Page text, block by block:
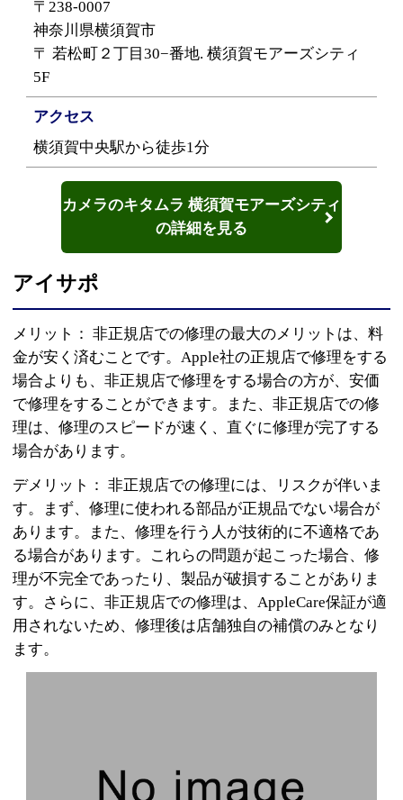
〒238-0007
神奈川県横須賀市
〒 若松町２丁目30−番地. 横須賀モアーズシティ
5F
アクセス
横須賀中央駅から徒歩1分
カメラのキタムラ 横須賀モアーズシティ
の詳細を見る
アイサポ
メリット： 非正規店での修理の最大のメリットは、料
金が安く済むことです。Apple社の正規店で修理をする
場合よりも、非正規店で修理をする場合の方が、安価
で修理をすることができます。また、非正規店での修
理は、修理のスピードが速く、直ぐに修理が完了する
場合があります。
デメリット： 非正規店での修理には、リスクが伴いま
す。まず、修理に使われる部品が正規品でない場合が
あります。また、修理を行う人が技術的に不適格であ
る場合があります。これらの問題が起こった場合、修
理が不完全であったり、製品が破損することがありま
す。さらに、非正規店での修理は、AppleCare保証が適
用されないため、修理後は店舗独自の補償のみとなり
ます。